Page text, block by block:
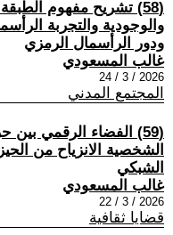
(58) تشريح مفهوم
والوجودية والتجربة
ودور الرأسمال الرمزي
غالب المسعودي
2026 / 3 / 24
المجتمع المدني
(59) الفضاء الرقمي بين
الشخصية الانزياح من
الشبكي
غالب المسعودي
2026 / 3 / 22
قضايا ثقافية